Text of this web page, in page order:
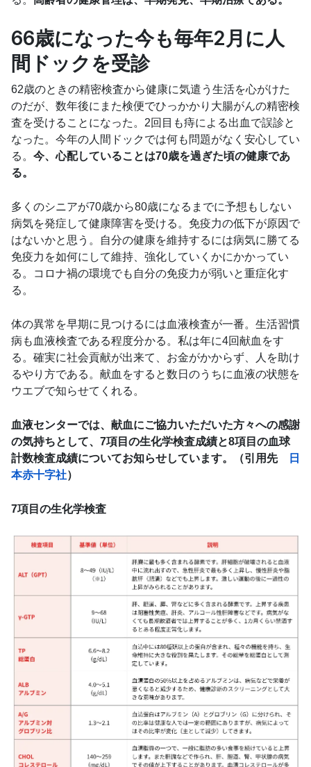
66歳になった今も毎年2月に人
間ドックを受診
62歳のときの精密検査から健康に気遣う生活を心がけた
のだが、数年後にまた検便でひっかかり大腸がんの精密検
査を受けることになった。2回目も痔による出血で誤診と
なった。今年の人間ドックでは何も問題がなく安心してい
る。 今、心配していることは70歳を過ぎた頃の健康であ
る。
多くのシニアが70歳から80歳になるまでに予想もしない
病気を発症して健康障害を受ける。免疫力の低下が原因で
はないかと思う。自分の健康を維持するには病気に勝てる
免疫力を如何にして維持、強化していくかにかかってい
る。コロナ禍の環境でも自分の免疫力が弱いと重症化す
る。
体の異常を早期に見つけるには血液検査が一番。生活習慣
病も血液検査である程度分かる。私は年に4回献血をす
る。確実に社会貢献が出来て、お金がかからず、人を助け
るやり方である。献血をすると数日のうちに血液の状態を
ウエブで知らせてくれる。
血液センターでは、献血にご協力いただいた方々への感謝
の気持ちとして、7項目の生化学検査成績と8項目の血球
計数検査成績についてお知らせしています。（引用先
日
本赤十字社）
7項目の生化学検査